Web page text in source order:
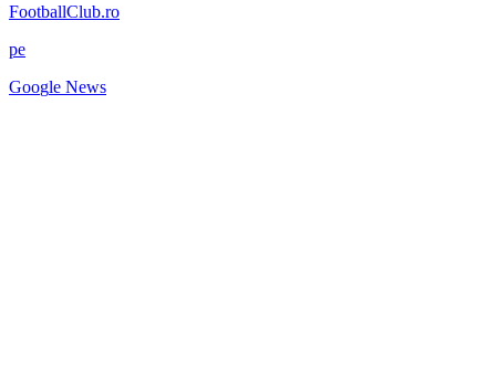
FootballClub.ro
pe
Google News